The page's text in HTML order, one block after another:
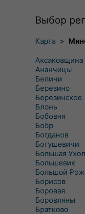
Выбор
Карта >
Аксаковщина
Ананчицы
Беличи
Березино
Березинское
Блонь
Бобовня
Бобр
Богданов
Богушевичи
Большая
Большевик
Большой
Борисов
Боровая
Боровляны
Братково